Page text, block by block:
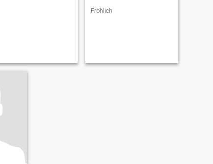
Fröhlich